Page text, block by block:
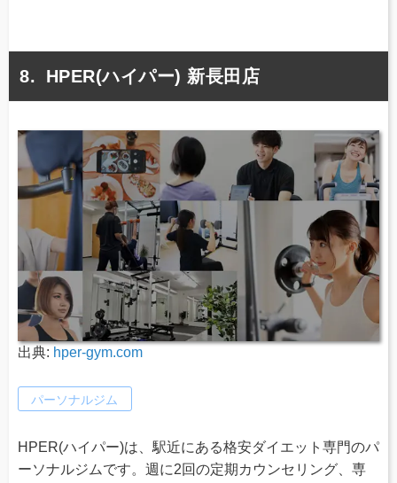
HPER(ハイパー) 新長田店
出典: hper-gym.com
パーソナルジム
HPER(ハイパー)は、駅近にある格安ダイエット専門のパ
ーソナルジムです。週に2回の定期カウンセリング、専